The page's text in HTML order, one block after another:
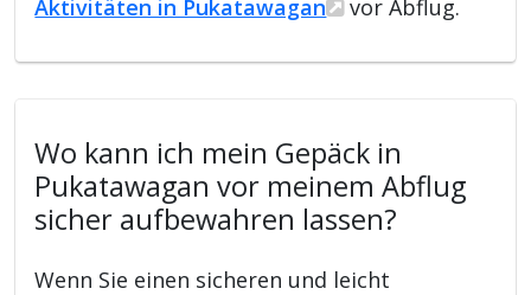
Aktivitäten in Pukatawagan
vor Abflug.
Wo kann ich mein Gepäck in
Pukatawagan vor meinem Abflug
sicher aufbewahren lassen?
Wenn Sie einen sicheren und leicht